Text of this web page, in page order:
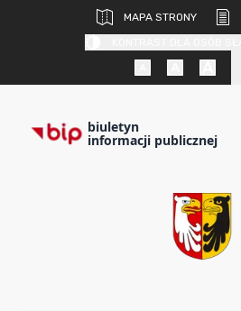
MAPA STRONY
biuletyn
informacji publicznej